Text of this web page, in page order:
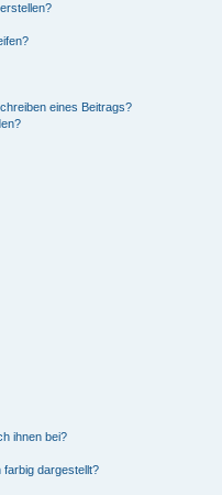
eines Beitrags?
ihnen bei?
dargestellt?